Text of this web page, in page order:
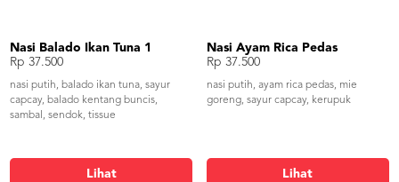
Nasi Balado Ikan Tuna 1
Rp 37.500
nasi putih, balado ikan tuna, sayur
capcay, balado kentang buncis,
sambal, sendok, tissue
Lihat
Nasi Ayam Rica Pedas
Rp 37.500
nasi putih, ayam rica pedas, mie
goreng, sayur capcay, kerupuk
Lihat